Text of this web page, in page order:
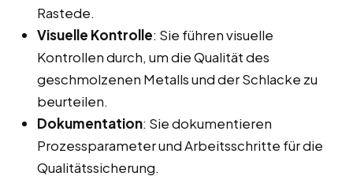
Rastede.
Visuelle Kontrolle: Sie führen visuelle
Kontrollen durch, um die Qualität des
geschmolzenen Metalls und der Schlacke zu
beurteilen.
Dokumentation: Sie dokumentieren
Prozessparameter und Arbeitsschritte für die
Qualitätssicherung.